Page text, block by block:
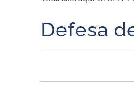
Secretaria de Governo
Início do conteúdo
Defesa